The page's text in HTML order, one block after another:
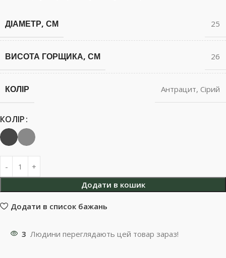
ДІАМЕТР, СМ 25
ВИСОТА ГОРЩИКА, СМ 26
КОЛІР Антрацит, Сірий
КОЛІР
Додати в кошик
Додати в список бажань
3 Людини переглядають цей товар зараз!